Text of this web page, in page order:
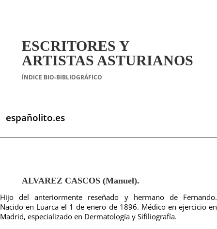
ESCRITORES Y
ARTISTAS ASTURIANOS
ÍNDICE BIO-BIBLIOGRÁFICO
españolito.es
ALVAREZ CASCOS (Manuel).
Hijo del anteriormente reseñado y hermano de Fernando.
Nacido en Luarca el 1 de enero de 1896. Médico en ejercicio en
Madrid, especializado en Dermatología y Sifiliografía.